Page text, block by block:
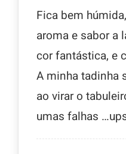
Fica bem
aroma e sabor a
cor fantástica, e
A minha tadinha
ao virar o
umas falhas